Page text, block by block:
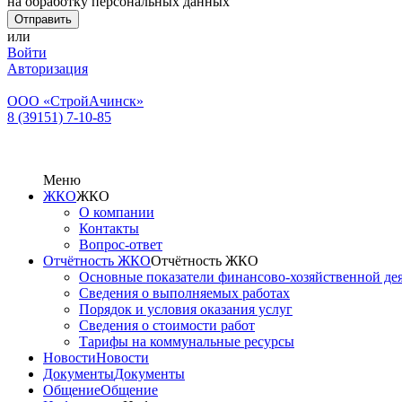
или
Войти
Авторизация
ООО «СтройАчинск»
8 (39151) 7-10-85
Меню
ЖКОЖКО
О компании
Контакты
Вопрос-ответ
Отчётность ЖКООтчётность ЖКО
Основные показатели финансово-хозяйственной
Сведения о выполняемых работах
Порядок и условия оказания услуг
Сведения о стоимости работ
Тарифы на коммунальные ресурсы
НовостиНовости
ДокументыДокументы
ОбщениеОбщение